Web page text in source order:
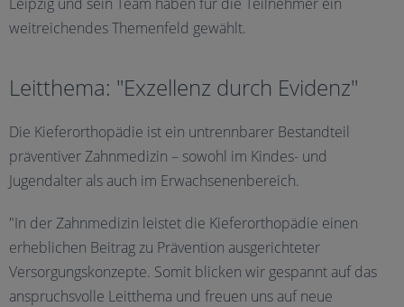
weitreichendes Themenfeld gewählt.
Leitthema: "Exzellenz durch Evidenz"
Die Kieferorthopädie ist ein untrennbarer Bestandteil
präventiver Zahnmedizin – sowohl im Kindes- und
Jugendalter als auch im Erwachsenenbereich.
"In der Zahnmedizin leistet die Kieferorthopädie einen
erheblichen Beitrag zu Prävention ausgerichteter
Versorgungskonzepte. Somit blicken wir gespannt auf das
anspruchsvolle Leitthema und freuen uns auf neue